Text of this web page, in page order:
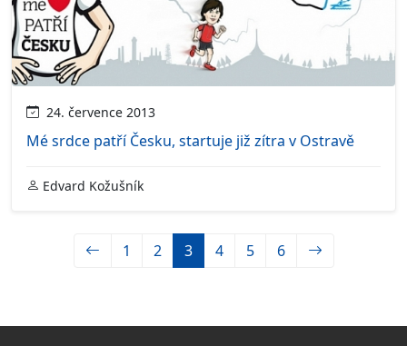
24. července 2013
Mé srdce patří Česku, startuje již zítra v Ostravě
Edvard Kožušník
1 2 3 4 5 6